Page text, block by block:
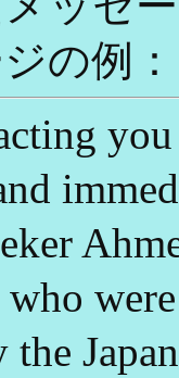
の例：
who